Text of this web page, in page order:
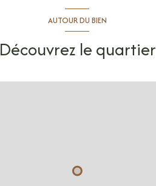
AUTOUR DU BIEN
Découvrez le quartier